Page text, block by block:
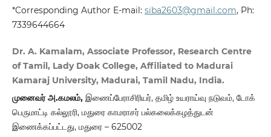
*Corresponding Author E-mail: siba2603@gmail.com, Ph:
7339644664
Dr. A. Kamalam, Associate Professor, Research Centre
of Tamil, Lady Doak College, Affiliated to Madurai
Kamaraj University, Madurai, Tamil Nadu, India.
முனைவர் அ.கமலம்,இணைப்பேராசிரியர், தமிழ் உயராய்வு நடுவம், டோக்
பெருமாட்டி கல்லூரி, மதுரை காமராசர் பல்கலைக்கழத்துடன்
இணைக்கப்பட்டது, மதுரை – 625002